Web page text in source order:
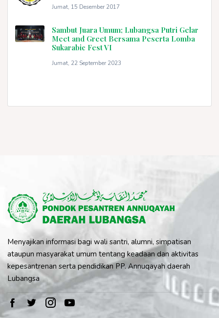
Jumat, 15 Desember 2017
Sambut Juara Umum; Lubangsa Putri Gelar
Meet and Greet Bersama Peserta Lomba
Sukarabic Fest VI
Jumat, 22 September 2023
Menyajikan informasi bagi wali santri, alumni, simpatisan
ataupun masyarakat umum tentang keadaan dan aktivitas
kepesantrenan serta pendidikan PP. Annuqayah daerah
Lubangsa